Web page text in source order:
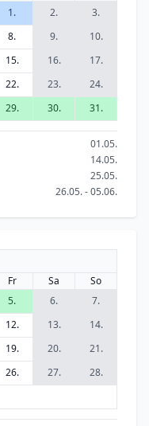
1.
2.
3.
8. 9.
10.
15. 16.
17.
22. 23.
24.
29. 30. 31.
01.05.
14.05.
25.05.
26.05. - 05.06.
Fr Sa
So
5. 6.
7.
12. 13.
14.
19. 20.
21.
26. 27.
28.